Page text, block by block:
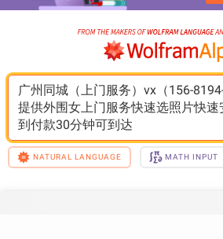
广州同城（上门服务）vx（156-8194-
提供外围女上门服务快速选照片快
到付款30分钟可到达
NATURAL LANGUAGE MATH INPUT